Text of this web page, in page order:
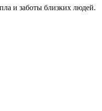
и заботы близких людей.